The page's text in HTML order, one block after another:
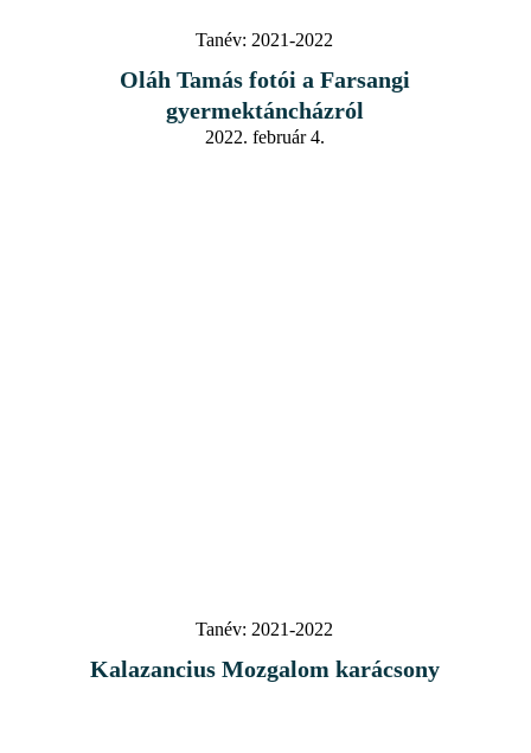
Tanév: 2021-2022
Oláh Tamás fotói a Farsangi
gyermektáncházról
2022. február 4.
Tanév: 2021-2022
Kalazancius Mozgalom karácsony